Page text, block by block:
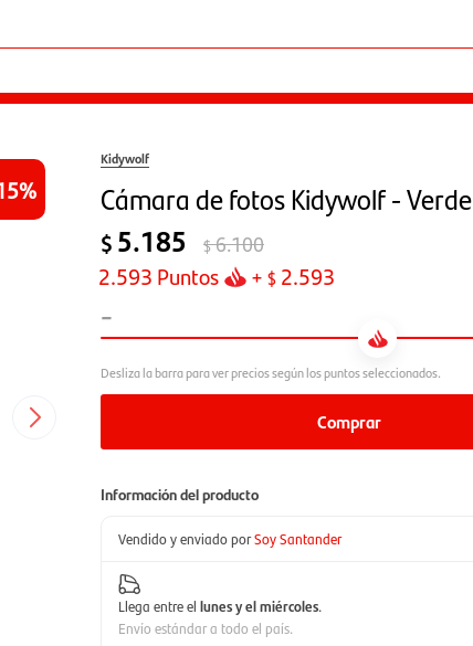
Kidywolf
Cámara de fotos Kidywolf - Verde
$ 5.185 $6.100
2.593 Puntos + $ 2.593
-
Comprar
Información del producto
Vendido y enviado porSoy Santander
Llega entre el lunes y el miércoles.
Envío estándar a todo el país.